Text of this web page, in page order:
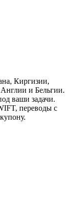
Киргизии,
и Бельгии.
ваши задачи.
переводы с